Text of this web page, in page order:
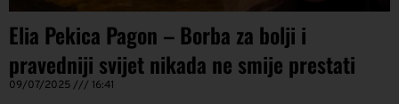
Elia Pekica Pagon – Borba za bolji i
pravedniji svijet nikada ne smije prestati
09/07/2025 16:41